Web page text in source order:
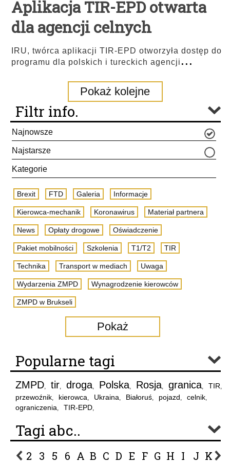
Aplikacja TIR-EPD otwarta
dla agencji celnych
IRU, twórca aplikacji TIR-EPD otworzyła dostęp do
programu dla polskich i tureckich agencji ...
Pokaż kolejne
Filtr info.
Najnowsze
Najstarsze
Kategorie
Brexit FTD Galeria Informacje
Kierowca-mechanik Koronawirus Materiał partnera
News Opłaty drogowe Oświadczenie
Pakiet mobilności Szkolenia T1/T2 TIR
Technika Transport w mediach Uwaga
Wydarzenia ZMPD Wynagrodzenie kierowców
ZMPD w Brukseli
Pokaż
Popularne tagi
ZMPD, tir, droga, Polska, Rosja, granica, TIR,
przewoźnik, kierowca, Ukraina, Białoruś, pojazd, celnik,
ograniczenia, TIR-EPD,
Tagi abc..
2 3 5 6 A B C D E F G H I J K L